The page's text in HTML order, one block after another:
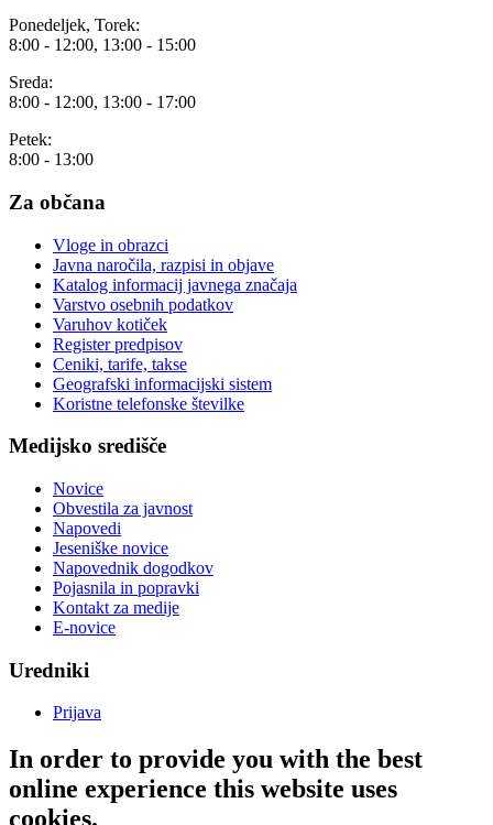
Ponedeljek, Torek:
8:00 - 12:00, 13:00 - 15:00
Sreda:
8:00 - 12:00, 13:00 - 17:00
Petek:
8:00 - 13:00
Za občana
Vloge in obrazci
Javna naročila, razpisi in objave
Katalog informacij javnega značaja
Varstvo osebnih podatkov
Varuhov kotiček
Register predpisov
Ceniki, tarife, takse
Geografski informacijski sistem
Koristne telefonske številke
Medijsko središče
Novice
Obvestila za javnost
Napovedi
Jeseniške novice
Napovednik dogodkov
Pojasnila in popravki
Kontakt za medije
E-novice
Uredniki
Prijava
In order to provide you with the best
online experience this website uses
cookies.